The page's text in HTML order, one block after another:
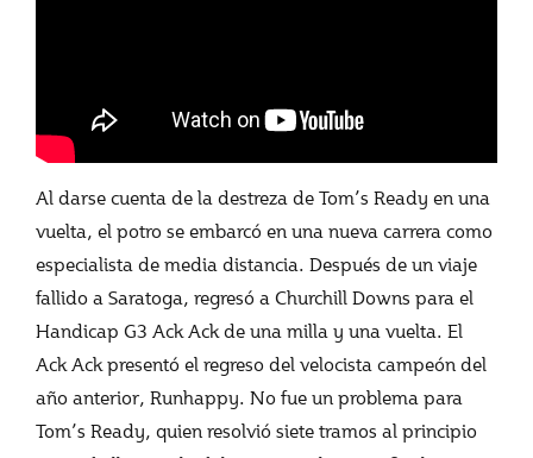
Al darse cuenta de la destreza de Tom’s Ready en una
vuelta, el potro se embarcó en una nueva carrera como
especialista de media distancia. Después de un viaje
fallido a Saratoga, regresó a Churchill Downs para el
Handicap G3 Ack Ack de una milla y una vuelta. El
Ack Ack presentó el regreso del velocista campeón del
año anterior, Runhappy. No fue un problema para
Tom’s Ready, quien resolvió siete tramos al principio